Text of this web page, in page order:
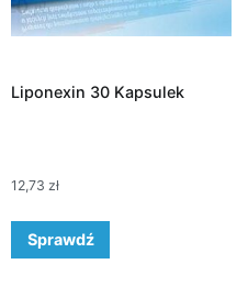
Liponexin 30 Kapsulek
12,73zł
Sprawdź